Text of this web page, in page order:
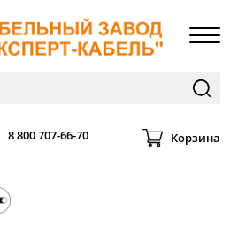
8 800 707-66-70 Корзина